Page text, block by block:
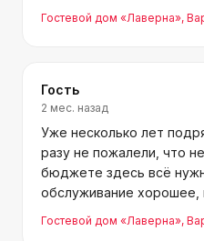
пляжа помогают с
по асфальту, по дороге
Гостевой дом «Лаверна»,
Гость
2 мес. назад
Уже несколько лет
разу не пожалели, что
бюджете здесь всё
обслуживание хорошее,
человек удобно. Размик
тепло и радушно. По-
Гостевой дом «Лаверна»,